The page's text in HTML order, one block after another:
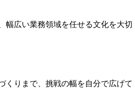
幅広い業務領域を任せる文化を大切
くりまで、挑戦の幅を自分で広げて